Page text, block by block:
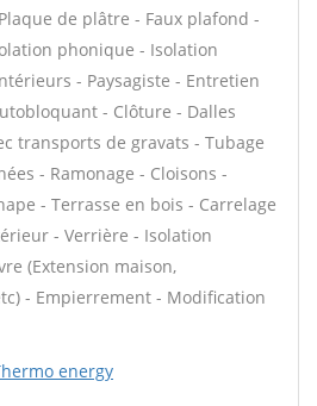
de plâtre - Faux plafond -
phonique - Isolation
- Paysagiste - Entretien
- Clôture - Dalles
transports de gravats - Tubage
- Ramonage - Cloisons -
- Terrasse en bois - Carrelage
- Verrière - Isolation
(Extension maison,
- Empierrement - Modification
energy